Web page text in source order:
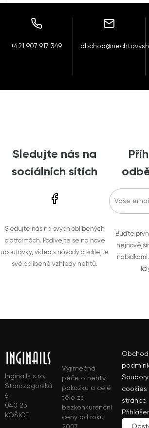
+421 907 917 349
Sledujte nás na
sociálních sítích
Sledujte nás na svých oblíbených
platformách. Podívejte se na nové
upoutávky, videa s návody a sdílejte
své oblíbené vzhledy nehtů.
Buďte
Inginails s.r.o.
Starozagorská
6
040 23
KOŠICE
Výjimečná
péče o nehty,
pokožku a celé
tělo za
bezkonkurenční
ceny od roku
Soubory
cookies
stránce